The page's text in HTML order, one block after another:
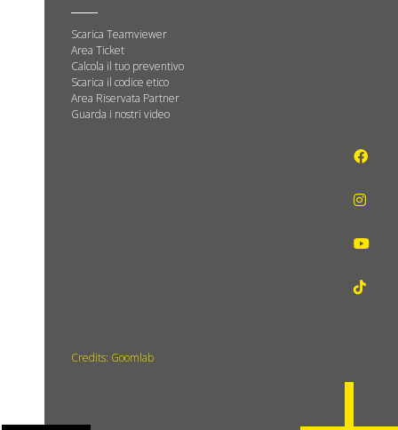
Scarica Teamviewer
Area Ticket
Calcola il tuo preventivo
Scarica il codice etico
Area Riservata Partner
Guarda i nostri video
Credits: Goomlab